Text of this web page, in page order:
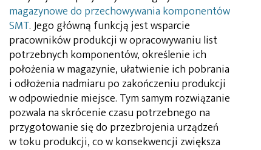
magazynowe do przechowywania komponentów
SMT. Jego główną funkcją jest wsparcie
pracowników produkcji w opracowywaniu list
potrzebnych komponentów, określenie ich
położenia w magazynie, ułatwienie ich pobrania
i odłożenia nadmiaru po zakończeniu produkcji
w odpowiednie miejsce. Tym samym rozwiązanie
pozwala na skrócenie czasu potrzebnego na
przygotowanie się do przezbrojenia urządzeń
w toku produkcji, co w konsekwencji zwiększa